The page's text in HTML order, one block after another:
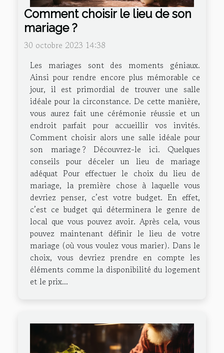
Comment choisir le lieu de son
mariage ?
30 octobre 2023 14:38
Les mariages sont des moments géniaux.
Ainsi pour rendre encore plus mémorable ce
jour, il est primordial de trouver une salle
idéale pour la circonstance. De cette manière,
vous aurez fait une cérémonie réussie et un
endroit parfait pour accueillir vos invités.
Comment choisir alors une salle idéale pour
son mariage ? Découvrez-le ici. Quelques
conseils pour déceler un lieu de mariage
adéquat Pour effectuer le choix du lieu de
mariage, la première chose à laquelle vous
devriez penser, c’est votre budget. En effet,
c’est ce budget qui déterminera le genre de
local que vous pouvez avoir. Après cela, vous
pouvez maintenant définir le lieu de votre
mariage (où vous voulez vous marier). Dans le
choix, vous devriez prendre en compte les
éléments comme la disponibilité du logement
et le prix...